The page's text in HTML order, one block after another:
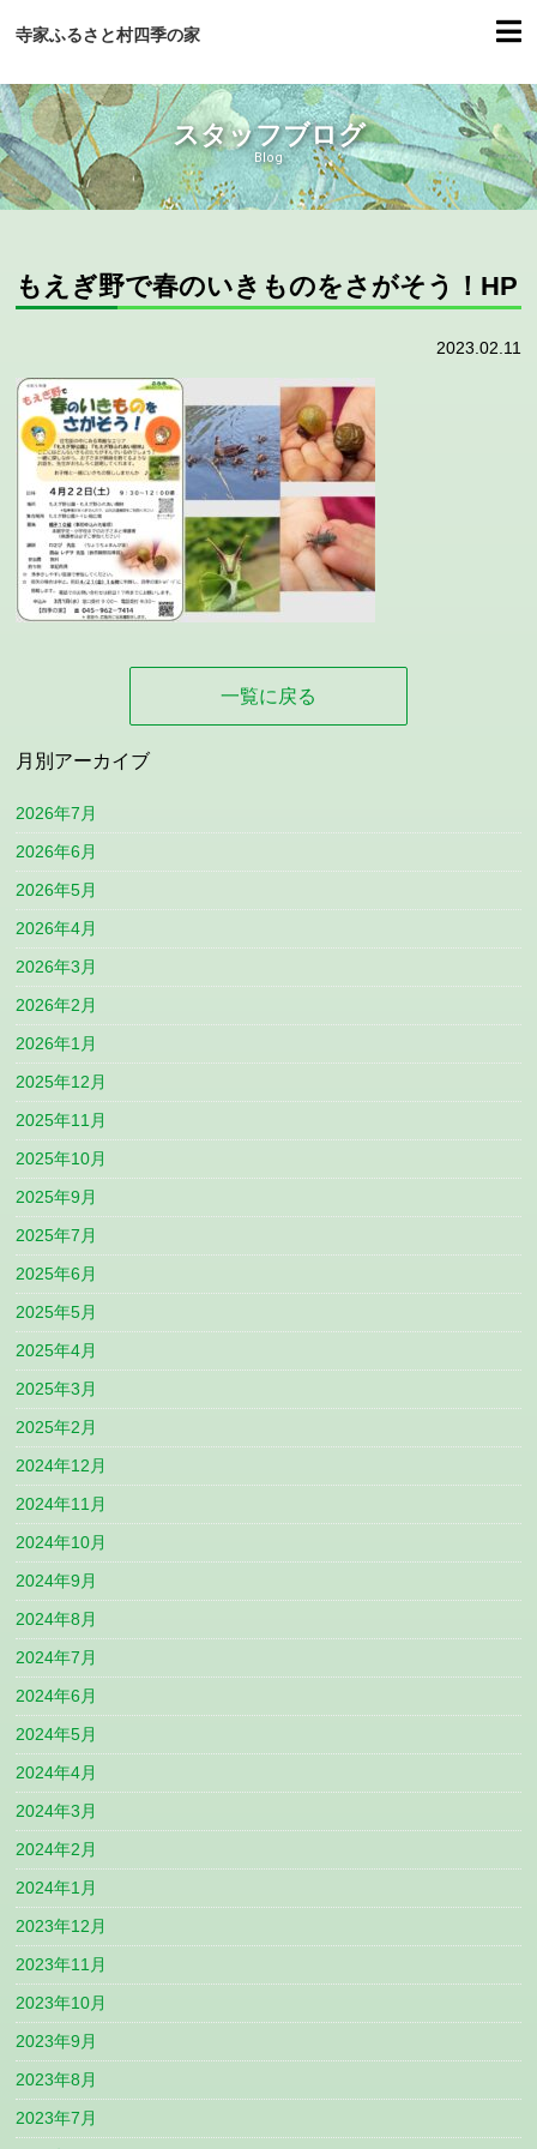
寺家ふるさと村四季の家
スタッフブログ
Blog
もえぎ野で春のいきものをさがそう！HP
2023.02.11
一覧に戻る
月別アーカイブ
2026年7月
2026年6月
2026年5月
2026年4月
2026年3月
2026年2月
2026年1月
2025年12月
2025年11月
2025年10月
2025年9月
2025年7月
2025年6月
2025年5月
2025年4月
2025年3月
2025年2月
2024年12月
2024年11月
2024年10月
2024年9月
2024年8月
2024年7月
2024年6月
2024年5月
2024年4月
2024年3月
2024年2月
2024年1月
2023年12月
2023年11月
2023年10月
2023年9月
2023年8月
2023年7月